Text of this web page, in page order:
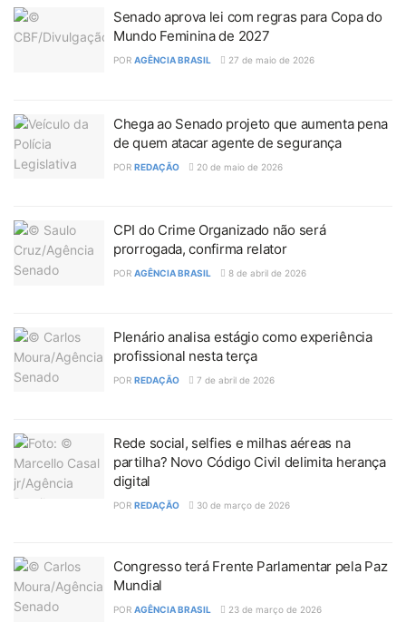
Senado aprova lei com regras para Copa do
Mundo Feminina de 2027
POR AGÊNCIA BRASIL 27 de maio de 2026
Chega ao Senado projeto que aumenta pena
de quem atacar agente de segurança
POR REDAÇÃO 20 de maio de 2026
CPI do Crime Organizado não será
prorrogada, confirma relator
POR AGÊNCIA BRASIL 8 de abril de 2026
Plenário analisa estágio como experiência
profissional nesta terça
POR REDAÇÃO 7 de abril de 2026
Rede social, selfies e milhas aéreas na
partilha? Novo Código Civil delimita herança
digital
POR REDAÇÃO 30 de março de 2026
Congresso terá Frente Parlamentar pela Paz
Mundial
POR AGÊNCIA BRASIL 23 de março de 2026